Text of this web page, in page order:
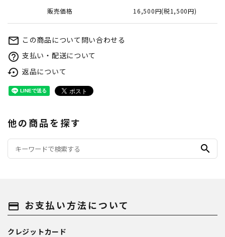
販売価格 16,500円(税1,500円)
mail_outline この商品について問い合わせる
help_outline 支払い・配送について
settings_backup_restore 返品について
他の商品を探す
search
payment お支払い方法について
クレジットカード